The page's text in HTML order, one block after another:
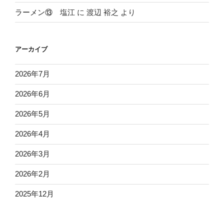
ラーメン⑬ 塩江 に 渡辺 裕之 より
アーカイブ
2026年7月
2026年6月
2026年5月
2026年4月
2026年3月
2026年2月
2025年12月